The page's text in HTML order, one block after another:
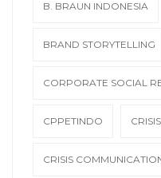
B. BRAUN INDONESIA
BRAND STORYTELLING
CORPORATE SOCIAL
CPPETINDO
CRISIS